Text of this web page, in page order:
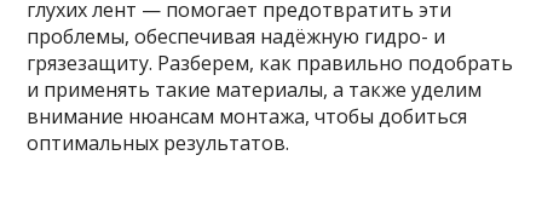
глухих лент — помогает предотвратить эти
проблемы, обеспечивая надёжную гидро- и
грязезащиту. Разберем, как правильно подобрать
и применять такие материалы, а также уделим
внимание нюансам монтажа, чтобы добиться
оптимальных результатов.